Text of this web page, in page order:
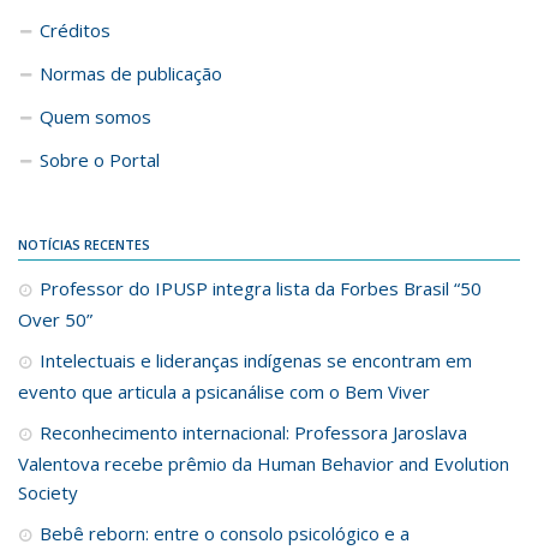
Créditos
Normas de publicação
Quem somos
Sobre o Portal
NOTÍCIAS RECENTES
Professor do IPUSP integra lista da Forbes Brasil “50
Over 50”
Intelectuais e lideranças indígenas se encontram em
evento que articula a psicanálise com o Bem Viver
Reconhecimento internacional: Professora Jaroslava
Valentova recebe prêmio da Human Behavior and Evolution
Society
Bebê reborn: entre o consolo psicológico e a